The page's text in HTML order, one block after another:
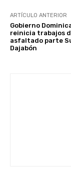
ARTÍCULO ANTERIOR
Gobierno
reinicia trabajos
asfaltado parte
Dajabón